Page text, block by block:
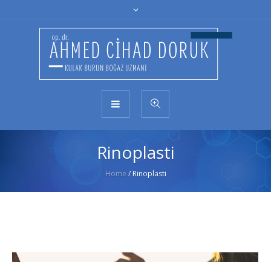
Rinoplasti
Home / Rinoplasti